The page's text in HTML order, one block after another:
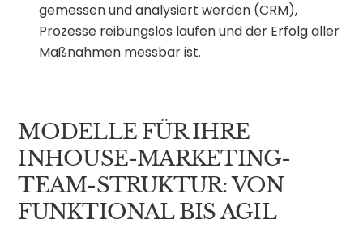
gemessen und analysiert werden (CRM),
Prozesse reibungslos laufen und der Erfolg aller
Maßnahmen messbar ist.
MODELLE FÜR IHRE
INHOUSE-MARKETING-
TEAM-STRUKTUR: VON
FUNKTIONAL BIS AGIL